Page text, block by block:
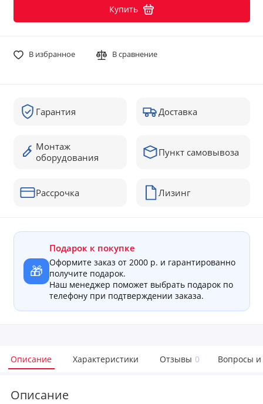
Купить
В избранное В сравнение
Гарантия Доставка
Монтаж
оборудования
Пункт самовывоза
Рассрочка Лизинг
🎁
Подарок к покупке
Оформите заказ от 2000 р. и гарантированно
получите подарок.
Наш менеджер поможет выбрать подарок по
телефону при подтверждении заказа.
Описание Характеристики Отзывы 0 Вопросы и
Описание